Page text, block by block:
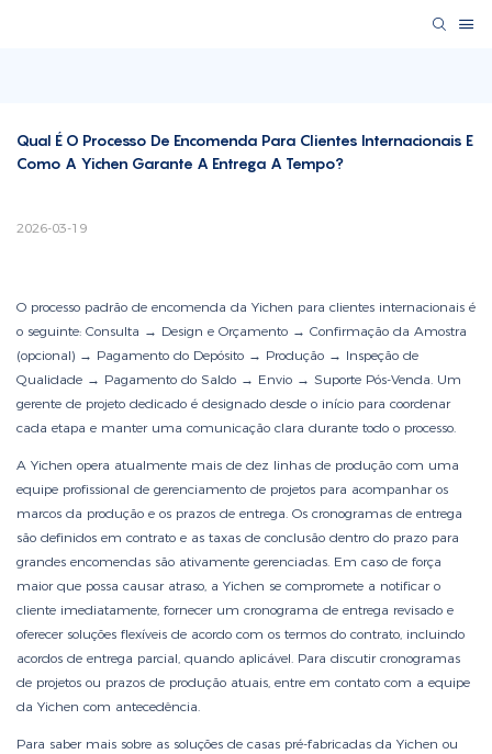
Qual É O Processo De Encomenda Para Clientes Internacionais E
Como A Yichen Garante A Entrega A Tempo?
2026-03-19
O processo padrão de encomenda da Yichen para clientes internacionais é
o seguinte: Consulta → Design e Orçamento → Confirmação da Amostra
(opcional) → Pagamento do Depósito → Produção → Inspeção de
Qualidade → Pagamento do Saldo → Envio → Suporte Pós-Venda. Um
gerente de projeto dedicado é designado desde o início para coordenar
cada etapa e manter uma comunicação clara durante todo o processo.
A Yichen opera atualmente mais de dez linhas de produção com uma
equipe profissional de gerenciamento de projetos para acompanhar os
marcos da produção e os prazos de entrega. Os cronogramas de entrega
são definidos em contrato e as taxas de conclusão dentro do prazo para
grandes encomendas são ativamente gerenciadas. Em caso de força
maior que possa causar atraso, a Yichen se compromete a notificar o
cliente imediatamente, fornecer um cronograma de entrega revisado e
oferecer soluções flexíveis de acordo com os termos do contrato, incluindo
acordos de entrega parcial, quando aplicável. Para discutir cronogramas
de projetos ou prazos de produção atuais, entre em contato com a equipe
da Yichen com antecedência.
Para saber mais sobre as soluções de casas pré-fabricadas da Yichen ou